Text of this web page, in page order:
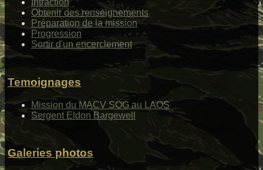
Intraction
Obtenir des renseignements
Préparation de la mission
Progression
Sortir d'un encerclement
Temoignages
Mission du MACV SOG au LAOS
Sergent Eldon Bargewell
Galeries photos